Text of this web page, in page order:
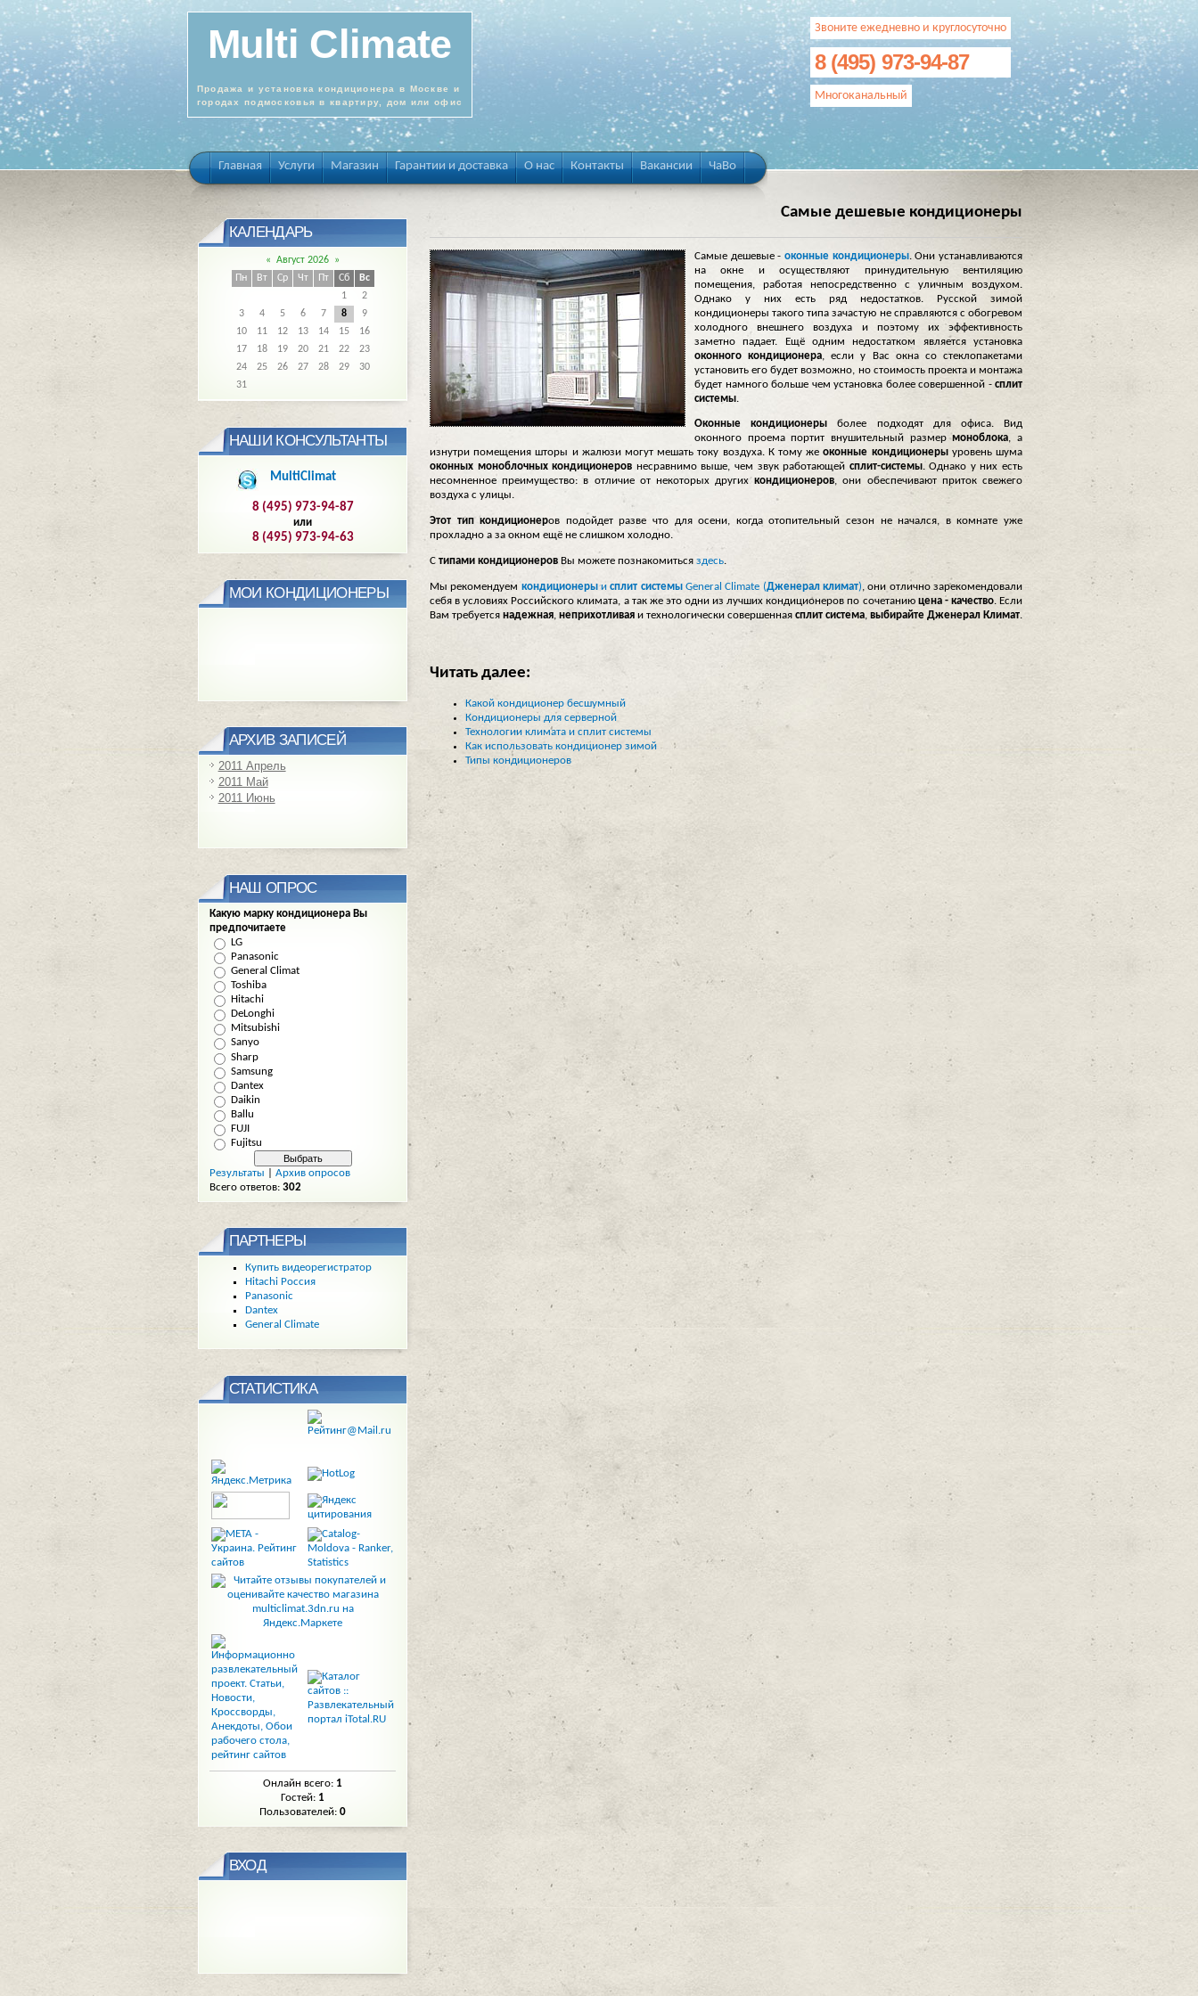
Multi Climate
Продажа и установка кондиционера в Москве и
городах подмосковья в квартиру, дом или офис
Звоните ежедневно и круглосуточно
8 (495) 973-94-87
Многоканальный
Главная Услуги Магазин Гарантии и доставка О нас Контакты Вакансии ЧаВо
Самые дешевые кондиционеры
Самые дешевые - оконные кондиционеры. Они устанавливаются
на окне и осуществляют принудительную вентиляцию
помещения, работая непосредственно с уличным воздухом.
Однако у них есть ряд недостатков. Русской зимой
кондиционеры такого типа зачастую не справляются с обогревом
холодного внешнего воздуха и поэтому их эффективность
заметно падает. Ещё одним недостатком является установка
оконного кондиционера, если у Вас окна со стеклопакетами
установить его будет возможно, но стоимость проекта и монтажа
будет намного больше чем установка более совершенной - сплит
системы.
Оконные кондиционеры более подходят для офиса. Вид
оконного проема портит внушительный размермоноблока, а
изнутри помещения шторы и жалюзи могут мешать току воздуха. К тому жеоконные кондиционерыуровень шума
оконных моноблочных кондиционеров несравнимо выше, чем звук работающей сплит-системы. Однако у них есть
несомненное преимущество: в отличие от некоторых другихкондиционеров, они обеспечивают приток свежего
воздуха с улицы.
Этот тип кондиционеров подойдет разве что для осени, когда отопительный сезон не начался, в комнате уже
прохладно а за окном ещё не слишком холодно.
С типами кондиционеров Вы можете познакомиться здесь.
Мы рекомендуем кондиционерыисплит системыGeneral Climate (Дженерал климат), они отлично зарекомендовали
себя в условиях Российского климата, а так же это одни из лучших кондиционеров по сочетанию цена - качество. Если
Вам требуется надежная, неприхотливая и технологически совершенная сплит система, выбирайте Дженерал Климат.
Читать далее:
Какой кондиционер бесшумный
Кондиционеры для серверной
Технологии климата и сплит системы
Как использовать кондиционер зимой
Типы кондиционеров
КАЛЕНДАРЬ
« Август 2026 »
Пн
Вт Ср Чт Пт Сб
Вс
1
2
3
4 5 6 7 8
9
10
11 12 13 14 15
16
17
18 19 20 21 22
23
24
25 26 27 28 29
30
31
НАШИ КОНСУЛЬТАНТЫ
MultiClimat
8 (495) 973-94-87
или
8 (495) 973-94-63
МОИ КОНДИЦИОНЕРЫ
АРХИВ ЗАПИСЕЙ
2011 Апрель
2011 Май
2011 Июнь
НАШ ОПРОС
Какую марку кондиционера Вы
предпочитаете
LG
Panasonic
General Climat
Toshiba
Hitachi
DeLonghi
Mitsubishi
Sanyo
Sharp
Samsung
Dantex
Daikin
Ballu
FUJI
Fujitsu
Результаты
Архив опросов
Всего ответов: 302
ПАРТНЕРЫ
Купить видеорегистратор
Hitachi Россия
Panasonic
Dantex
General Climate
СТАТИСТИКА
Онлайн всего: 1
Гостей: 1
Пользователей: 0
ВХОД